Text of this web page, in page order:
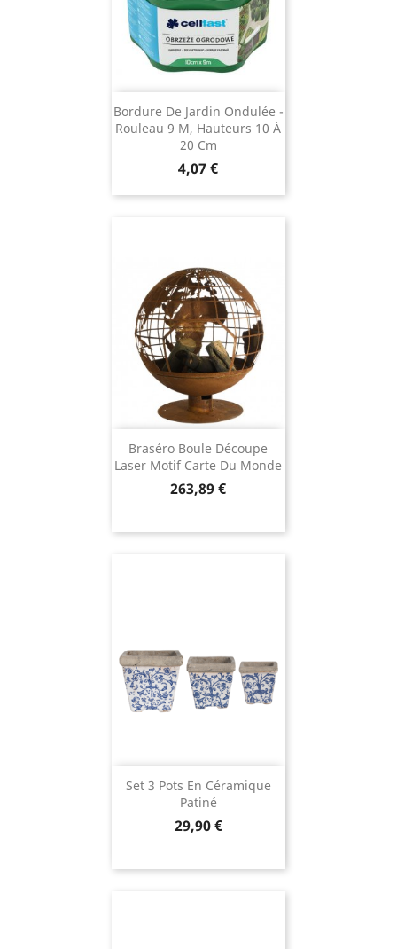
Bordure De Jardin Ondulée -
Rouleau 9 M, Hauteurs 10 À
20 Cm
Prix
4,07 €
Braséro Boule Découpe
Laser Motif Carte Du Monde
Prix
263,89 €
Set 3 Pots En Céramique
Patiné
Prix
29,90 €